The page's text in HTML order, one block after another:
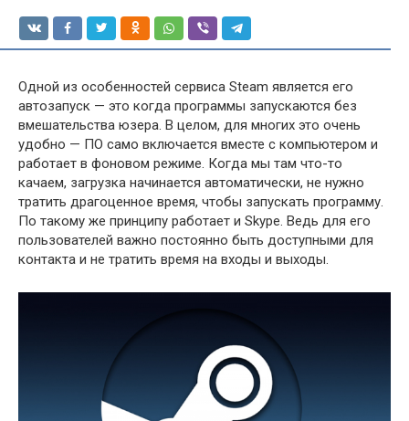
Одной из особенностей сервиса Steam является его
автозапуск — это когда программы запускаются без
вмешательства юзера. В целом, для многих это очень
удобно — ПО само включается вместе с компьютером и
работает в фоновом режиме. Когда мы там что-то
качаем, загрузка начинается автоматически, не нужно
тратить драгоценное время, чтобы запускать программу.
По такому же принципу работает и Skype. Ведь для его
пользователей важно постоянно быть доступными для
контакта и не тратить время на входы и выходы.